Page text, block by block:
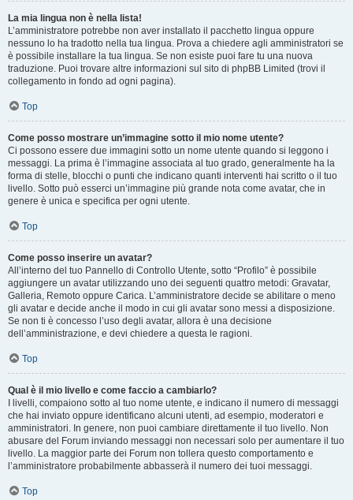
La mia lingua non è nella lista!
L’amministratore potrebbe non aver installato il pacchetto lingua oppure
nessuno lo ha tradotto nella tua lingua. Prova a chiedere agli amministratori se
è possibile installare la tua lingua. Se non esiste puoi fare tu una nuova
traduzione. Puoi trovare altre informazioni sul sito di phpBB Limited (trovi il
collegamento in fondo ad ogni pagina).
Top
Come posso mostrare un’immagine sotto il mio nome utente?
Ci possono essere due immagini sotto un nome utente quando si leggono i
messaggi. La prima è l’immagine associata al tuo grado, generalmente ha la
forma di stelle, blocchi o punti che indicano quanti interventi hai scritto o il tuo
livello. Sotto può esserci un’immagine più grande nota come avatar, che in
genere è unica e specifica per ogni utente.
Top
Come posso inserire un avatar?
All’interno del tuo Pannello di Controllo Utente, sotto “Profilo” è possibile
aggiungere un avatar utilizzando uno dei seguenti quattro metodi: Gravatar,
Galleria, Remoto oppure Carica. L’amministratore decide se abilitare o meno
gli avatar e decide anche il modo in cui gli avatar sono messi a disposizione.
Se non ti è concesso l’uso degli avatar, allora è una decisione
dell’amministrazione, e devi chiedere a questa le ragioni.
Top
Qual è il mio livello e come faccio a cambiarlo?
I livelli, compaiono sotto al tuo nome utente, e indicano il numero di messaggi
che hai inviato oppure identificano alcuni utenti, ad esempio, moderatori e
amministratori. In genere, non puoi cambiare direttamente il tuo livello. Non
abusare del Forum inviando messaggi non necessari solo per aumentare il tuo
livello. La maggior parte dei Forum non tollera questo comportamento e
l’amministratore probabilmente abbasserà il numero dei tuoi messaggi.
Top